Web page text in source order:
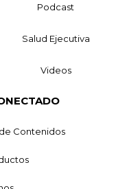
Podcast
Salud Ejecutiva
Videos
Contenidos